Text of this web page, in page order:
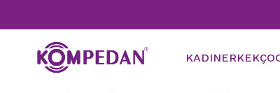
KADINERKEK